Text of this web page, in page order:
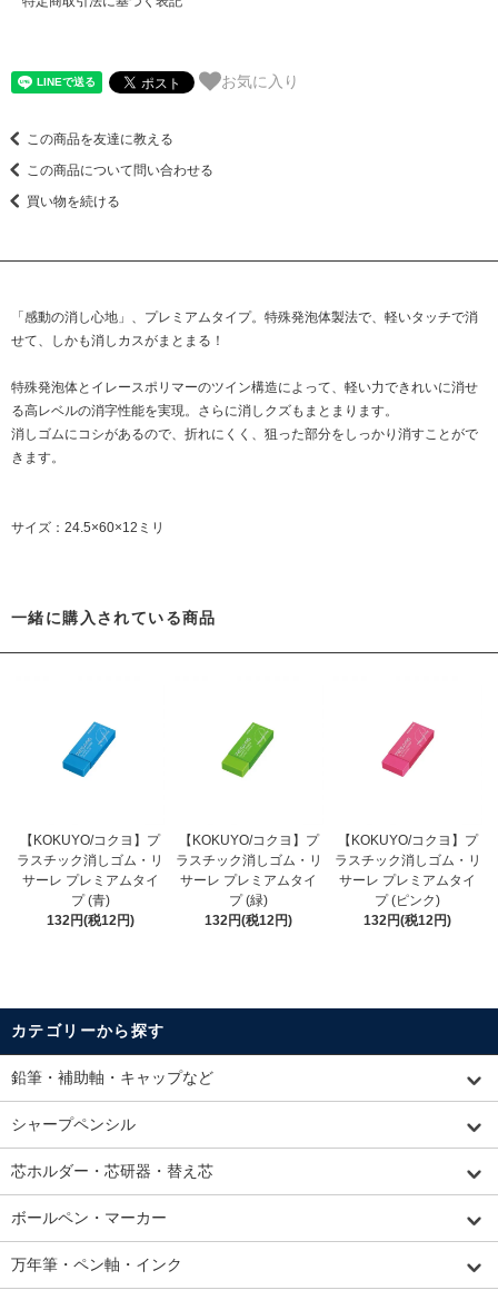
お気に入り
この商品を友達に教える
この商品について問い合わせる
買い物を続ける
「感動の消し心地」、プレミアムタイプ。特殊発泡体製法で、軽いタッチで消
せて、しかも消しカスがまとまる！
特殊発泡体とイレースポリマーのツイン構造によって、軽い力できれいに消せ
る高レベルの消字性能を実現。さらに消しクズもまとまります。
消しゴムにコシがあるので、折れにくく、狙った部分をしっかり消すことがで
きます。
サイズ：24.5×60×12ミリ
一緒に購入されている商品
【KOKUYO/コクヨ】プ
ラスチック消しゴム・リ
サーレ プレミアムタイ
プ (青)
132円(税12円)
【KOKUYO/コクヨ】プ
ラスチック消しゴム・リ
サーレ プレミアムタイ
プ (緑)
132円(税12円)
【KOKUYO/コクヨ】プ
ラスチック消しゴム・リ
サーレ プレミアムタイ
プ (ピンク)
132円(税12円)
カテゴリーから探す
鉛筆・補助軸・キャップなど
シャープペンシル
芯ホルダー・芯研器・替え芯
ボールペン・マーカー
万年筆・ペン軸・インク